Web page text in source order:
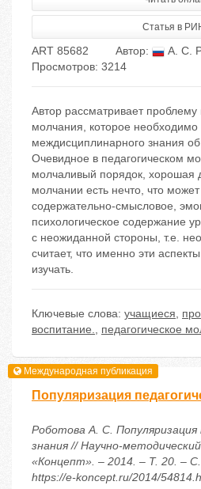
Статья в
ART 85682 Автор:
А. С.
Просмотров: 3214
Автор рассматривает проблему
молчания, которое необходимо
междисциплинарного знания
Очевидное в педагогическом
молчаливый порядок, хорошая
молчании есть нечто, что может
содержательно-смысловое,
психологическое содержание
с неожиданной стороны, т.е.
считает, что именно эти
изучать.
Ключевые слова: учащиеся,
воспитание., педагогическое
Международная публикация
Популяризация
Роботова А. С. Популяризация
знания // Научно-
«Концепт». – 2014. – Т. 20. –
https://e-koncept.ru/2014/